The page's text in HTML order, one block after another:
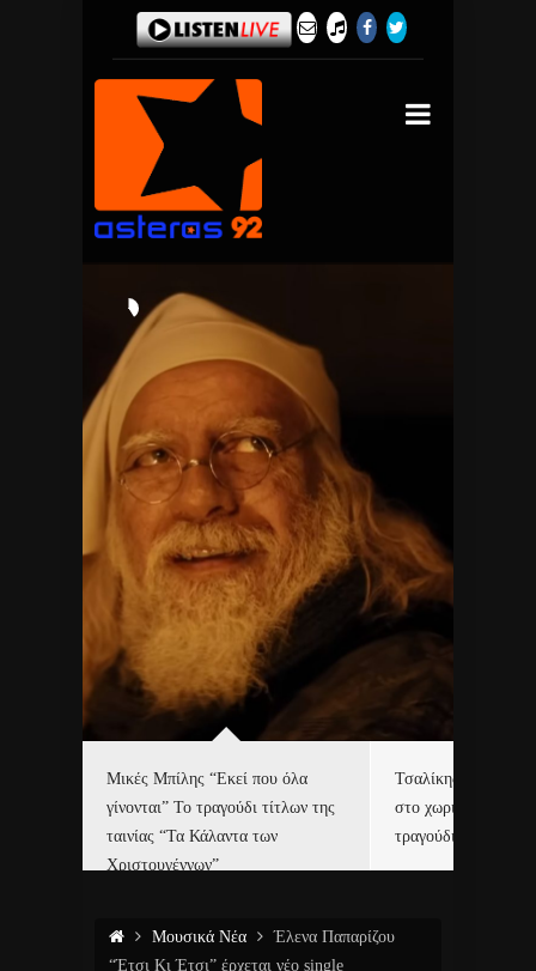
Μικές Μπίλης “Εκεί που όλα
γίνονται” Το τραγούδι τίτλων της
ταινίας “Τα Κάλαντα των
Χριστουγέννων”
Τσαλίκης,
στο χωριό του Άι
τραγούδι και video
Μουσικά Νέα
Έλενα Παπαρίζου
“Έτσι Κι Έτσι” έρχεται νέο single